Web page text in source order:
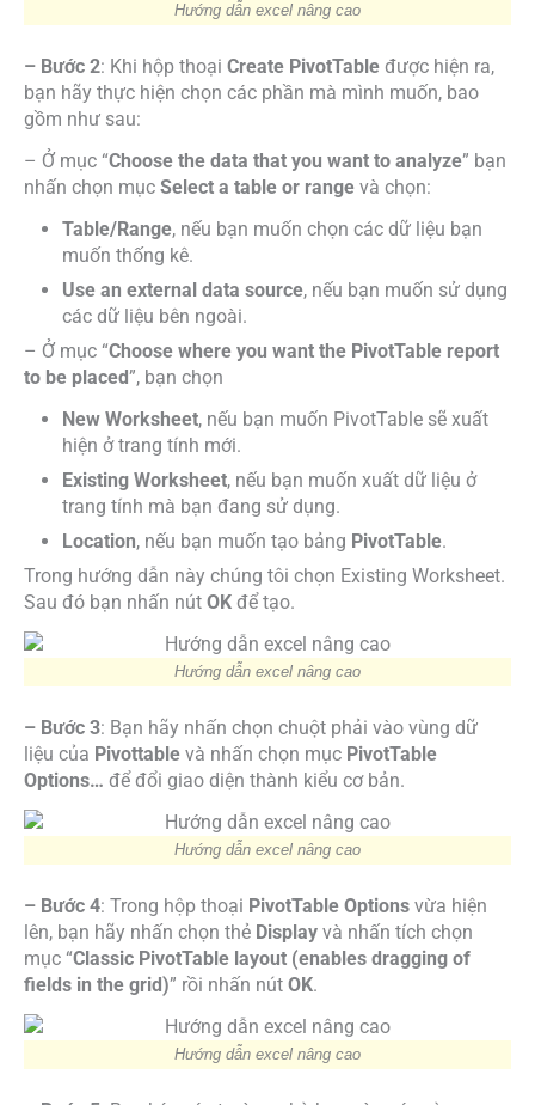
Hướng dẫn excel nâng cao
– Bước 2: Khi hộp thoại Create PivotTable được hiện ra,
bạn hãy thực hiện chọn các phần mà mình muốn, bao
gồm như sau:
– Ở mục “Choose the data that you want to analyze” bạn
nhấn chọn mục Select a table or range và chọn:
Table/Range, nếu bạn muốn chọn các dữ liệu bạn
muốn thống kê.
Use an external data source, nếu bạn muốn sử dụng
các dữ liệu bên ngoài.
– Ở mục “Choose where you want the PivotTable report
to be placed”, bạn chọn
New Worksheet, nếu bạn muốn PivotTable sẽ xuất
hiện ở trang tính mới.
Existing Worksheet, nếu bạn muốn xuất dữ liệu ở
trang tính mà bạn đang sử dụng.
Location, nếu bạn muốn tạo bảng PivotTable.
Trong hướng dẫn này chúng tôi chọn Existing Worksheet.
Sau đó bạn nhấn nút OK để tạo.
Hướng dẫn excel nâng cao
– Bước 3: Bạn hãy nhấn chọn chuột phải vào vùng dữ
liệu của Pivottable và nhấn chọn mục PivotTable
Options… để đổi giao diện thành kiểu cơ bản.
Hướng dẫn excel nâng cao
– Bước 4: Trong hộp thoại PivotTable Options vừa hiện
lên, bạn hãy nhấn chọn thẻ Display và nhấn tích chọn
mục “Classic PivotTable layout (enables dragging of
fields in the grid)” rồi nhấn nút OK.
Hướng dẫn excel nâng cao